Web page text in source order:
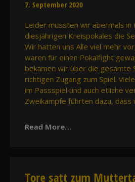
7. September 2020
Leider mussten wir abermals in
diesjährigen Kreispokales die
Wir hatten uns Alle viel mehr
waren für einen Pokalfight
bekamen wir über die gesamte
richtigen Zugang zum Spiel.
im Passspiel und auch etliche
Zweikämpfe führten dazu, dass
Read More…
Tore satt zum